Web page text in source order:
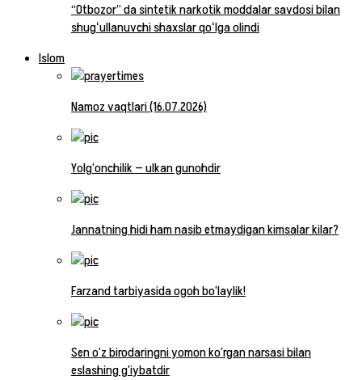
“Otbozor” da sintetik narkotik moddalar savdosi bilan
shugʻullanuvchi shaxslar qoʻlga olindi
Islom
Namoz vaqtlari (16.07.2026)
Yolg‘onchilik — ulkan gunohdir
Jannatning hidi ham nasib etmaydigan kimsalar kilar?
Farzand tarbiyasida ogoh bo‘laylik!
Sen o‘z birodaringni yomon ko‘rgan narsasi bilan
eslashing g‘iybatdir